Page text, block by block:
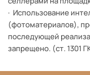
· Использование
(фотоматериалов),
последующей
запрещено. (ст. 1301